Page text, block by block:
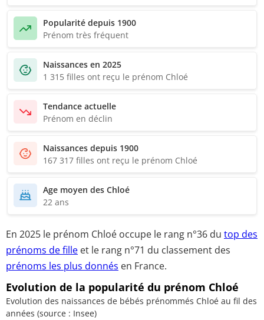
Popularité depuis 1900
Prénom très fréquent
Naissances en 2025
1 315 filles ont reçu le prénom Chloé
Tendance actuelle
Prénom en déclin
Naissances depuis 1900
167 317 filles ont reçu le prénom Chloé
Age moyen des Chloé
22 ans
En 2025 le prénom Chloé occupe le rang n°36 du top des
prénoms de fille et le rang n°71 du classement des
prénoms les plus donnés en France.
Evolution de la popularité du prénom Chloé
Evolution des naissances de bébés prénommés Chloé au fil des
années (source : Insee)